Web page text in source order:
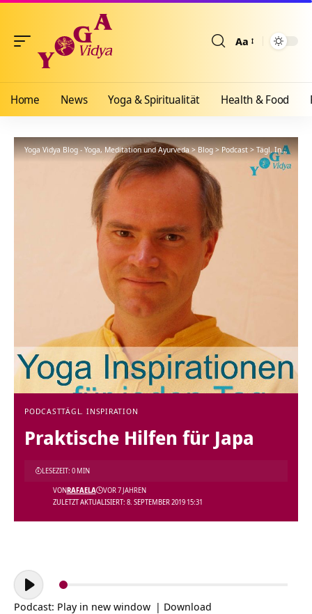
Aa
Home News Yoga & Spiritualität Health & Food
Yoga Vidya Blog - Yoga, Meditation und Ayurveda>Blog>Podcast>Tägl. Inspiration
PODCASTTÄGL. INSPIRATION
Praktische Hilfen für Japa
ZULETZT AKTUALISIERT: 8. SEPTEMBER 2019 15:31
VONRAFAELA VOR 7 JAHREN
LESEZEIT: 0 MIN
Audio-
Player
Podcast: Play in new window | Download